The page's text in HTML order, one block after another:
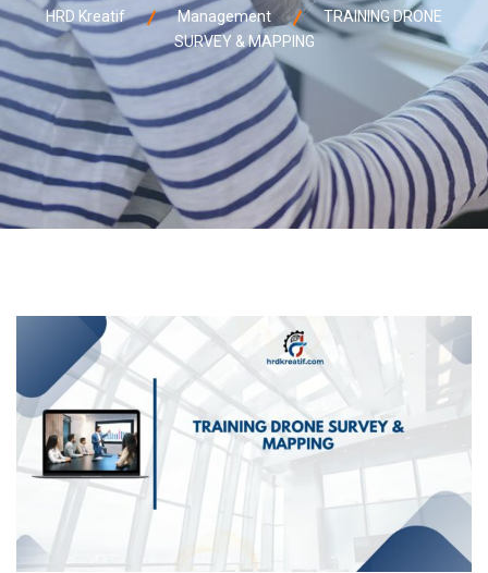
HRD Kreatif Management
TRAINING DRONE
SURVEY & MAPPING